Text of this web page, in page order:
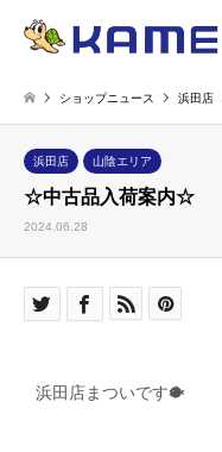
ショップニュース 浜田店
浜田店 山陰エリア
☆中古品入荷案内☆
2024.06.28
浜田店まついです🐡